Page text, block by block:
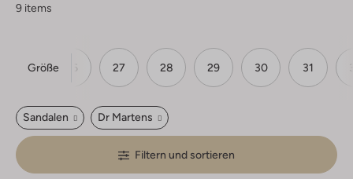
9 items
Größe
25 26 27 28 29 30 31
Sandalen Dr Martens
Filtern und sortieren